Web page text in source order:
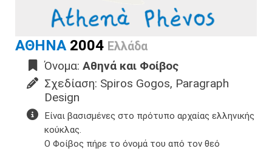
ΑΘΗΝΑ2004 Ελλάδα
Όνομα: Αθηνά και Φοίβος
Σχεδίαση: Spiros Gogos, Paragraph
Design
Είναι βασισμένες στο πρότυπο αρχαίας ελληνικής
κούκλας.​
Ο Φοίβος πήρε το όνομά του από τον θεό